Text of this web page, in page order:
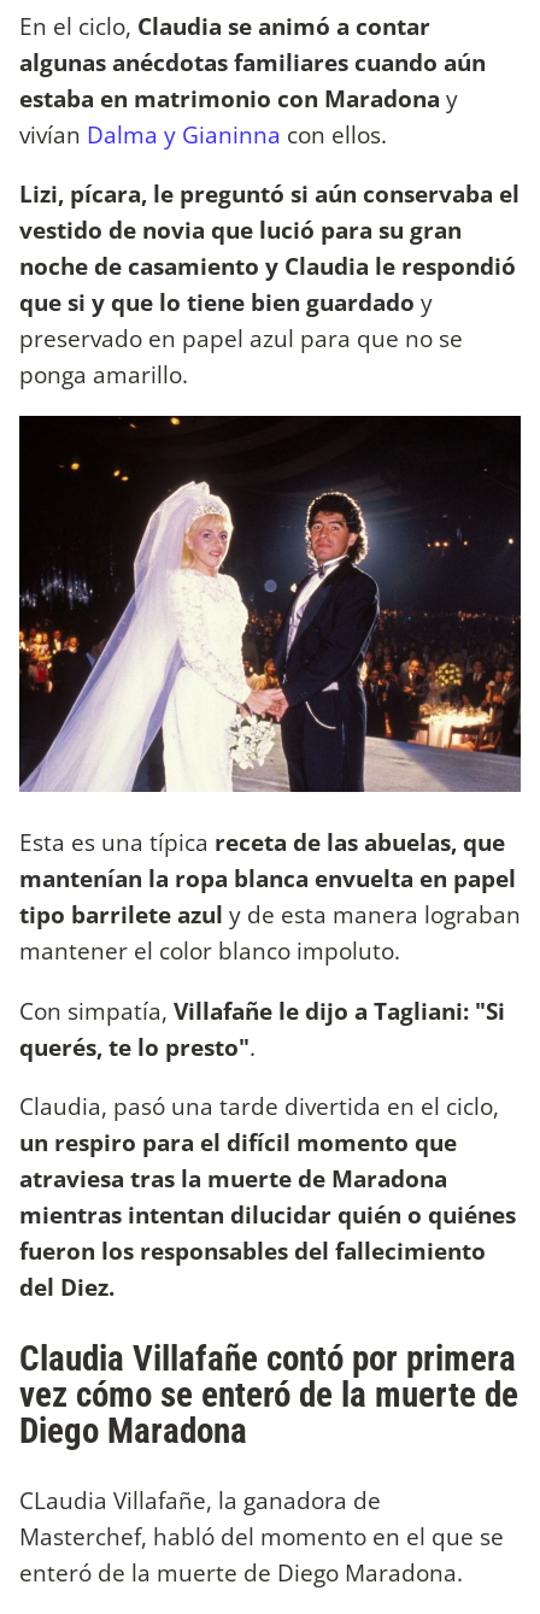
En el ciclo, Claudia se animó a contar
algunas anécdotas familiares cuando aún
estaba en matrimonio con Maradona y
vivían Dalma y Gianinna con ellos.
Lizi, pícara, le preguntó si aún conservaba el
vestido de novia que lució para su gran
noche de casamiento y Claudia le respondió
que si y que lo tiene bien guardado y
preservado en papel azul para que no se
ponga amarillo.
Esta es una típica receta de las abuelas, que
mantenían la ropa blanca envuelta en papel
tipo barrilete azul y de esta manera lograban
mantener el color blanco impoluto.
Con simpatía, Villafañe le dijo a Tagliani: "Si
querés, te lo presto".
Claudia, pasó una tarde divertida en el ciclo,
un respiro para el difícil momento que
atraviesa tras la muerte de Maradona
mientras intentan dilucidar quién o quiénes
fueron los responsables del fallecimiento
del Diez.
Claudia Villafañe contó por primera
vez cómo se enteró de la muerte de
Diego Maradona
CLaudia Villafañe, la ganadora de
Masterchef, habló del momento en el que se
enteró de la muerte de Diego Maradona.